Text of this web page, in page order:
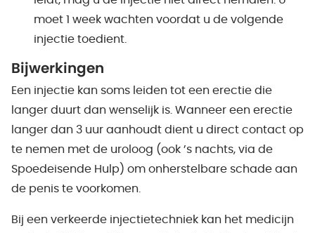
moet 1 week wachten voordat u de volgende
injectie toedient.
Bijwerkingen
Een injectie kan soms leiden tot een erectie die
langer duurt dan wenselijk is. Wanneer een erectie
langer dan 3 uur aanhoudt dient u direct contact op
te nemen met de uroloog (ook ’s nachts, via de
Spoedeisende Hulp) om onherstelbare schade aan
de penis te voorkomen.
Bij een verkeerde injectietechniek kan het medicijn